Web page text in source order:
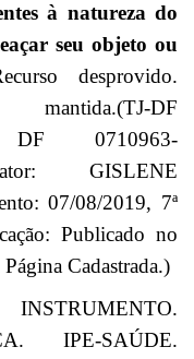
à natureza do
seu objeto ou
desprovido.
DF
DF 0710963-
GISLENE
07/08/2019, 7ª
Publicado no
Cadastrada.)
IPE-SAÚDE.